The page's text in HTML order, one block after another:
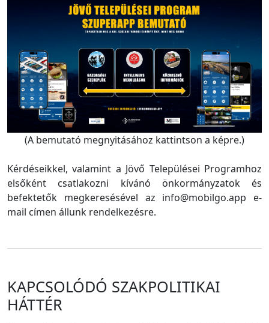
(A bemutató megnyitásához kattintson a képre.)
Kérdéseikkel, valamint a Jövő Települései Programhoz
elsőként csatlakozni kívánó önkormányzatok és
befektetők megkeresésével az info@mobilgo.app e-
mail címen állunk rendelkezésre.
KAPCSOLÓDÓ SZAKPOLITIKAI
HÁTTÉR